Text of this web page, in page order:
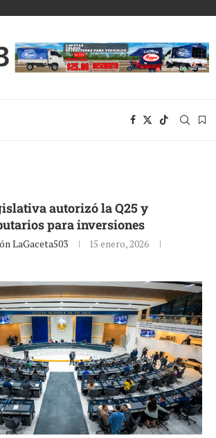
autorizó la Q25 y
para inversiones
LaGaceta503
15 enero, 2026